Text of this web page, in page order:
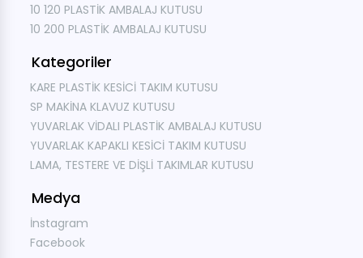
10 120 PLASTİK AMBALAJ KUTUSU
10 200 PLASTİK AMBALAJ KUTUSU
Kategoriler
KARE PLASTİK KESİCİ TAKIM KUTUSU
SP MAKİNA KLAVUZ KUTUSU
YUVARLAK VİDALI PLASTİK AMBALAJ KUTUSU
YUVARLAK KAPAKLI KESİCİ TAKIM KUTUSU
LAMA, TESTERE VE DİŞLİ TAKIMLAR KUTUSU
Medya
İnstagram
Facebook